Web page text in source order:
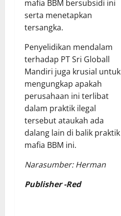
mafia BBM bersubsidi ini
serta menetapkan
tersangka.
Penyelidikan mendalam
terhadap PT Sri Globall
Mandiri juga krusial untuk
mengungkap apakah
perusahaan ini terlibat
dalam praktik ilegal
tersebut ataukah ada
dalang lain di balik praktik
mafia BBM ini.
Narasumber: Herman
Publisher -Red